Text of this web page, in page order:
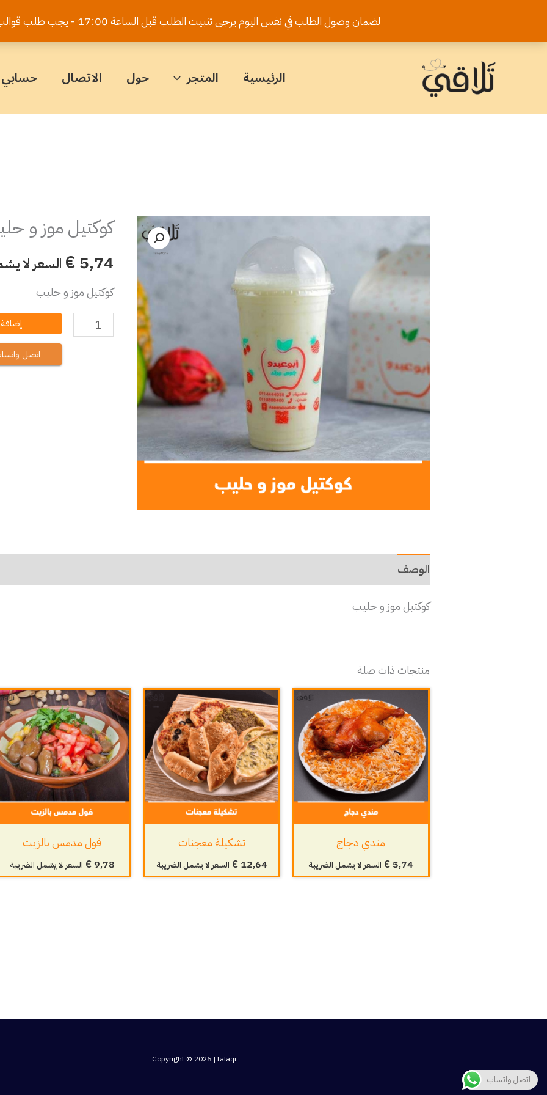
لضمان وصول الطلب في نفس اليوم يرجى تثبيت الطلب قبل الساعة 17:00 - يجب طلب قوالب الكيك قبل 5 أيام
الرئيسية المتجر حول الاتصال حسابي
كوكتيل موز و
€ 5,74 السعر لا
كوكتيل موز و حليب
كمية
موز
و
اتصل
الوصف
كوكتيل موز و حليب
منتجات ذات صلة
مندي دجاج
€ 5,74 السعر لا يشمل الضريبة
تشكيلة معجنات
€12,64 السعر لا يشمل الضريبة
فول مدمس بالزيت
€9,78 السعر لا يشمل الضريبة
Copyright © 2026 | talaqi
اتصل واتساب